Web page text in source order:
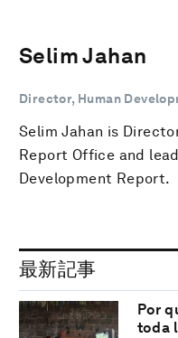
Selim Jahan
Director, Human
Selim Jahan is
Report Office and
Development Report.
最新記事
Por
toda